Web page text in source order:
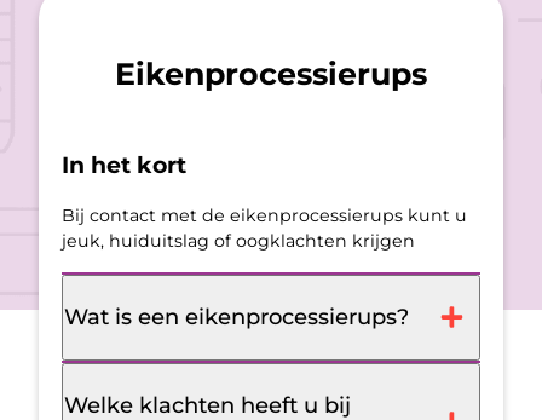
Eikenprocessierups
In het kort
Bij contact met de eikenprocessierups kunt u
jeuk, huiduitslag of oogklachten krijgen
Wat is een eikenprocessierups?
Welke klachten heeft u bij